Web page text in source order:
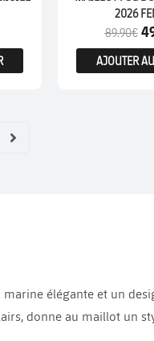
2026
89.90€
AJOUTER
élégante et un
donne au maillot un